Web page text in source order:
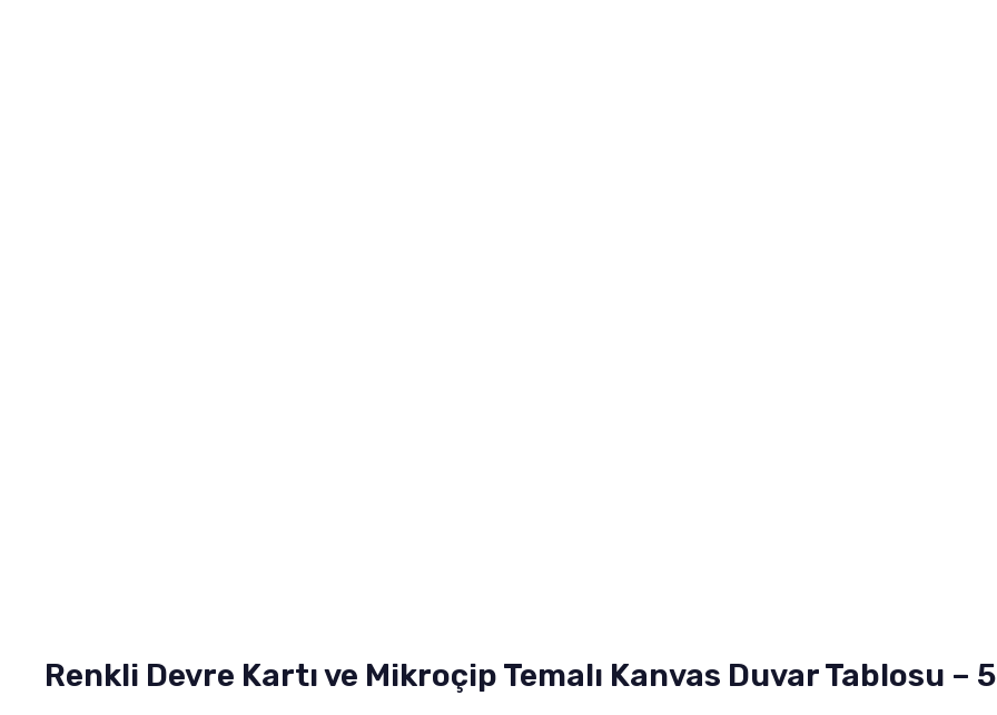
Renkli Devre Kartı ve Mikroçip Temalı Kanvas Duvar Tablosu –